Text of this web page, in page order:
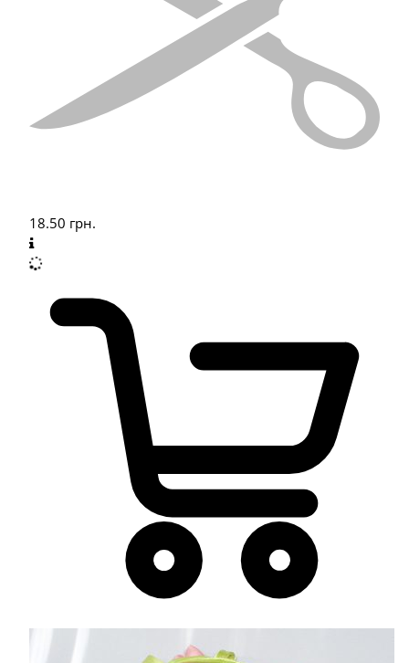
18.50 грн.